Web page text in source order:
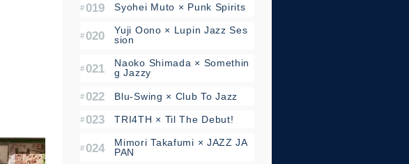
19 - Syohei Muto × Punk Spirits
20 - Yuji Oono × Lupin Jazz Ses
sion
21 - Naoko Shimada × Somethin
g Jazzy
22 - Blu-Swing × Club To Jazz
23 - TRI4TH × Til The Debut!
24 - Mimori Takafumi × JAZZ JA
PAN